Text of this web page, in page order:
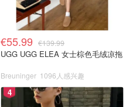
€55.99 €139.99
UGG UGG ELEA 女士棕色毛绒凉拖
Breuninger 1096人感兴趣
4